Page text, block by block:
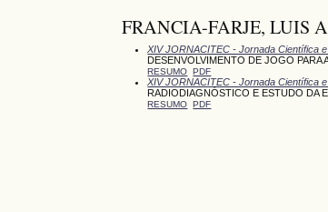
FRANCIA-FARJE, LUIS
XIV JORNACITEC - Jornada Científica
DESENVOLVIMENTO DE JOGO PARA
RESUMO PDF
XIV JORNACITEC - Jornada Científica
RADIODIAGNÓSTICO E ESTUDO DA
RESUMO PDF